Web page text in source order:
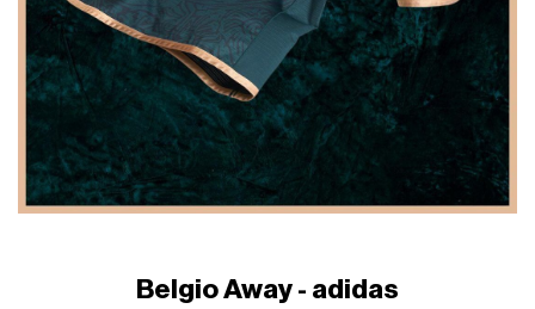
Belgio Away - adidas